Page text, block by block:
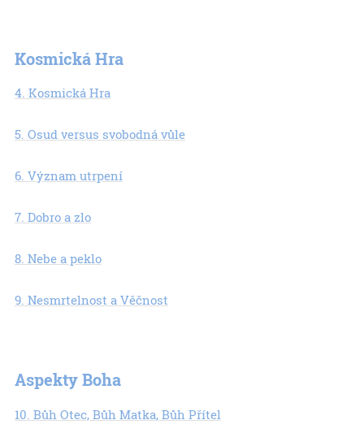
Kosmická Hra
4. Kosmická Hra
5. Osud versus svobodná vůle
6. Význam utrpení
7. Dobro a zlo
8. Nebe a peklo
9. Nesmrtelnost a Věčnost
Aspekty Boha
10. Bůh Otec, Bůh Matka, Bůh Přítel